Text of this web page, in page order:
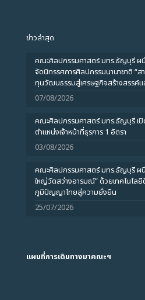
ข่าวล่าสุด
คณะศิลปกรรมศาสตร์ มทร.ธัญบุรี ผ
จัดนิทรรศการศิลปกรรมนานาชาติ “
ทุนวัฒนธรรมสู่เศรษฐกิจสร้างสรรค์
07/08/2026
คณะศิลปกรรมศาสตร์ มทร.ธัญบุรี เ
ตำแหน่งเจ้าหน้าที่ธุรการ 1 อัตรา
03/08/2026
คณะศิลปกรรมศาสตร์ มทร.ธัญบุรี ผ
ใหญ่วัดสว่างอารมณ์” ด้วยเทคโนโล
ภูมิปัญญาไทยสู่ความยั่งยืน
25/07/2026
แผนที่การเดินทางมาคณะฯ